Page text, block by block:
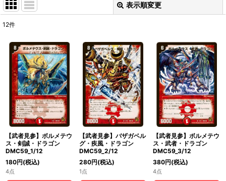
表示順変更
並び順:
絞り込む
12件
【武者見参】ボルメテウ
ス・剣誠・ドラゴン
DMC59_1/12
180円(税込)
4点
【武者見参】バザガベル
グ・疾風・ドラゴン
DMC59_2/12
280円(税込)
1点
【武者見参】ボルメテウ
ス・武者・ドラゴン
DMC59_3/12
380円(税込)
4点